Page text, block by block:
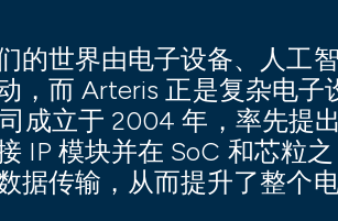
的世界由电子设备、人工智
，而 Arteris 正是复杂电子
成立于 2004 年，率先提出
IP 模块并在 SoC 和芯粒之
据传输，从而提升了整个